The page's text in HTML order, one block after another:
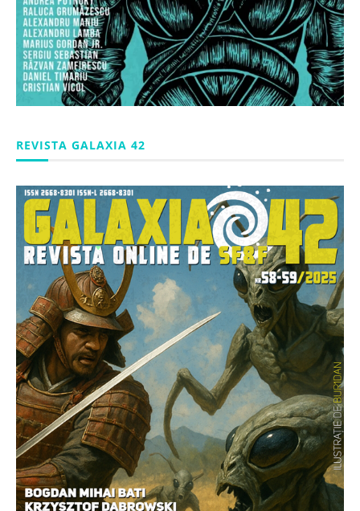
REVISTA GALAXIA 42